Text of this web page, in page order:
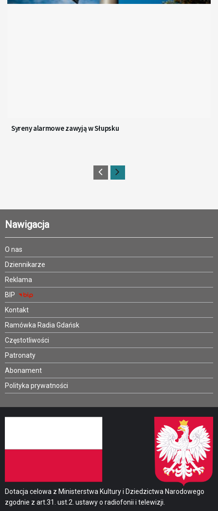
Syreny alarmowe zawyją w Słupsku
Nawigacja
O nas
Dziennikarze
Reklama
BIP
Kontakt
Ramówka Radia Gdańsk
Częstotliwości
Patronaty
Abonament
Polityka prywatności
Dotacja celowa z Ministerstwa Kultury i Dziedzictwa Narodowego
zgodnie z art.31. ust.2. ustawy o radiofonii i telewizji.